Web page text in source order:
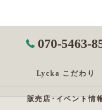
070-5463-
Lycka こだわり
販売店･イベント情